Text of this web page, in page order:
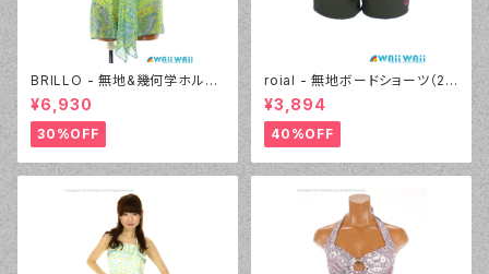
BRILLO - 無地&幾何学ホルタ
ー 2Wayパレオセット（3313 -
40:イエロー）
¥6,930
30%OFF
roial - 無地ボードショーツ（22
430 - 30:ブラウン）
¥3,894
40%OFF